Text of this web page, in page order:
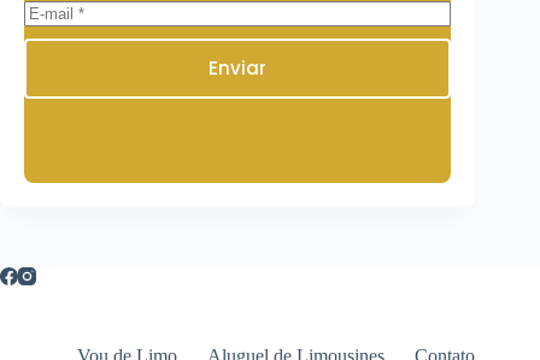
Enviar
Vou de Limo Aluguel de Limousines Contato